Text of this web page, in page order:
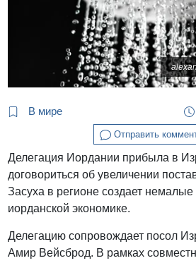
В мире
Отправить
Делегация Иордании прибыла в
договориться об увеличении
Засуха в регионе создает немалые
иорданской экономике.
Делегацию сопровождает посол
Амир Вейсброд. В рамках